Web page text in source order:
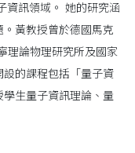
資訊領域。 ​她的研究涵
黃教授曾於德國馬克
理論物理研究所及國家
的課程包括「量子資
生量子資訊理論、量